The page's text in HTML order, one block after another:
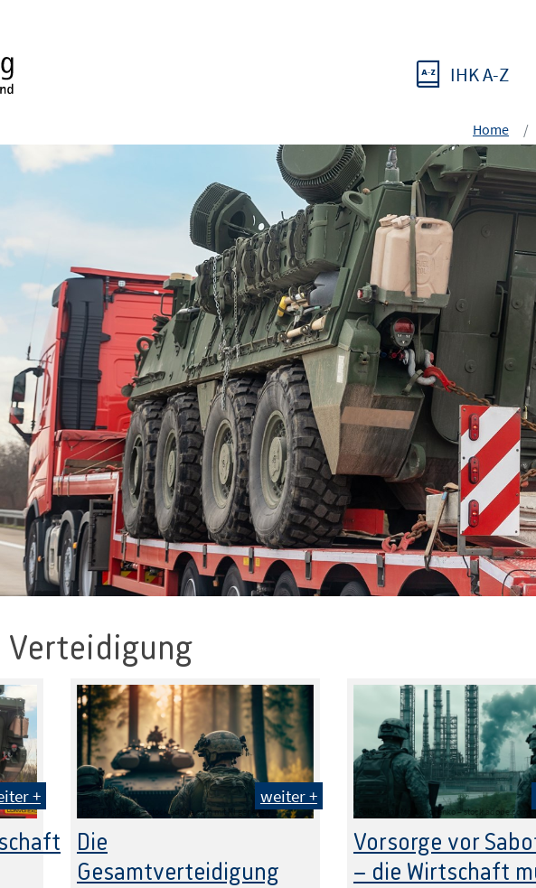
IHK A-Z
Home
Verteidigung
+
Foto: ThisDesign – stock.adobe.com mit KI generiert
weiter +
Die
Gesamtverteidigung
Foto: Anton Moskovchenko – stock.adobe.com
Vorsorge vor
– die Wirtschaft